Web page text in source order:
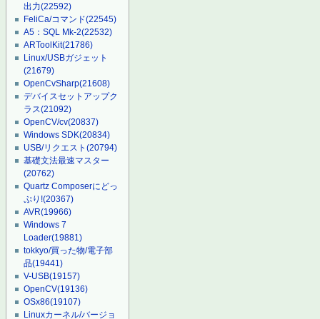
出力(22592)
FeliCa/コマンド(22545)
A5：SQL Mk-2(22532)
ARToolKit(21786)
Linux/USBガジェット
(21679)
OpenCvSharp(21608)
デバイスセットアップク
ラス(21092)
OpenCV/cv(20837)
Windows SDK(20834)
USB/リクエスト(20794)
基礎文法最速マスター
(20762)
Quartz Composerにどっ
ぷり!(20367)
AVR(19966)
Windows 7
Loader(19881)
tokkyo/買った物/電子部
品(19441)
V-USB(19157)
OpenCV(19136)
OSx86(19107)
Linuxカーネル/バージョ